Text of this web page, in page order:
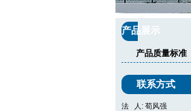
产品展示
产品质量标准
联系方式
法 人: 荀风强